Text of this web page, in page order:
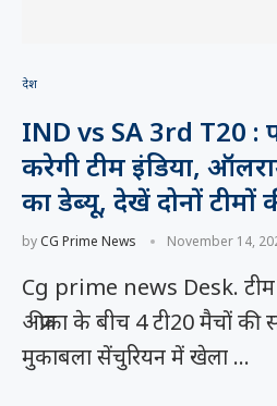
देश
IND vs SA 3rd T20 :
करेगी टीम इंडिया,
का डेब्यू, देखें दोनों टीमों
byCG Prime News November 14,
Cg prime news Desk. टीम
अफ्रीका के बीच 4 टी20 मैचों की
मुकाबला सेंचुरियन में खेला …